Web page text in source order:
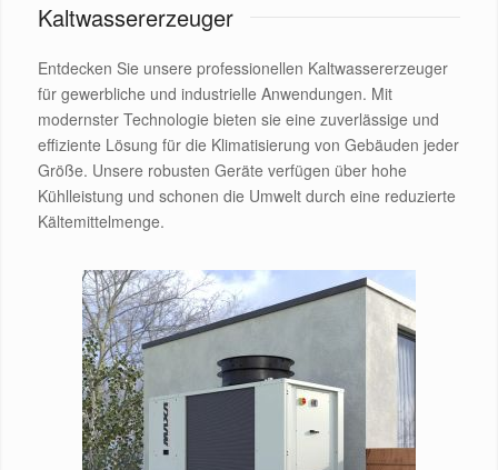
Kaltwassererzeuger
Entdecken Sie unsere professionellen Kaltwassererzeuger
für gewerbliche und industrielle Anwendungen. Mit
modernster Technologie bieten sie eine zuverlässige und
effiziente Lösung für die Klimatisierung von Gebäuden jeder
Größe. Unsere robusten Geräte verfügen über hohe
Kühlleistung und schonen die Umwelt durch eine reduzierte
Kältemittelmenge.